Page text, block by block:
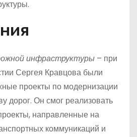
инфраструктуры – при
Сергея Кравцова были
проекты по модернизации
дорог. Он смог реализовать
направленные на
коммуникаций и